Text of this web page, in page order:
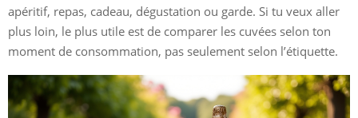
apéritif, repas, cadeau, dégustation ou garde. Si tu veux aller
plus loin, le plus utile est de comparer les cuvées selon ton
moment de consommation, pas seulement selon l’étiquette.